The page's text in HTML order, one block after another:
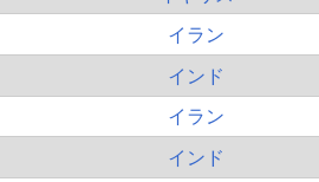
イラン
インド
イラン
インド